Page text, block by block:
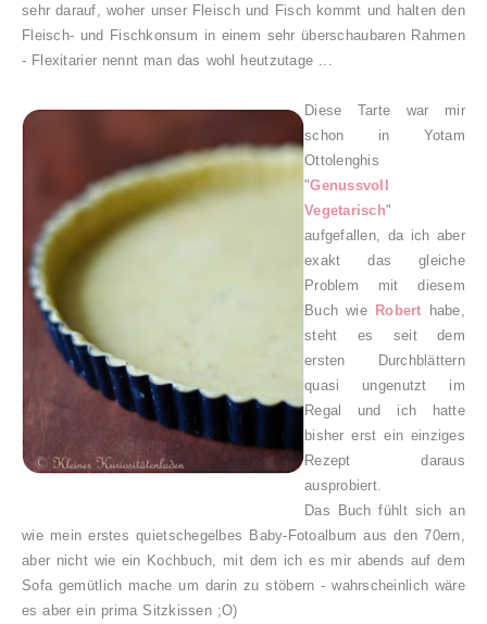
sehr darauf, woher unser Fleisch und Fisch kommt und halten den
Fleisch- und Fischkonsum in einem sehr überschaubaren Rahmen
- Flexitarier nennt man das wohl heutzutage ...
Diese Tarte war mir
schon in Yotam
Ottolenghis
"Genussvoll
Vegetarisch"
aufgefallen, da ich aber
exakt das gleiche
Problem mit diesem
Buch wie Robert habe,
steht es seit dem
ersten Durchblättern
quasi ungenutzt im
Regal und ich hatte
bisher erst ein einziges
Rezept daraus
ausprobiert.
Das Buch fühlt sich an
wie mein erstes quietschegelbes Baby-Fotoalbum aus den 70ern,
aber nicht wie ein Kochbuch, mit dem ich es mir abends auf dem
Sofa gemütlich mache um darin zu stöbern - wahrscheinlich wäre
es aber ein prima Sitzkissen ;O)